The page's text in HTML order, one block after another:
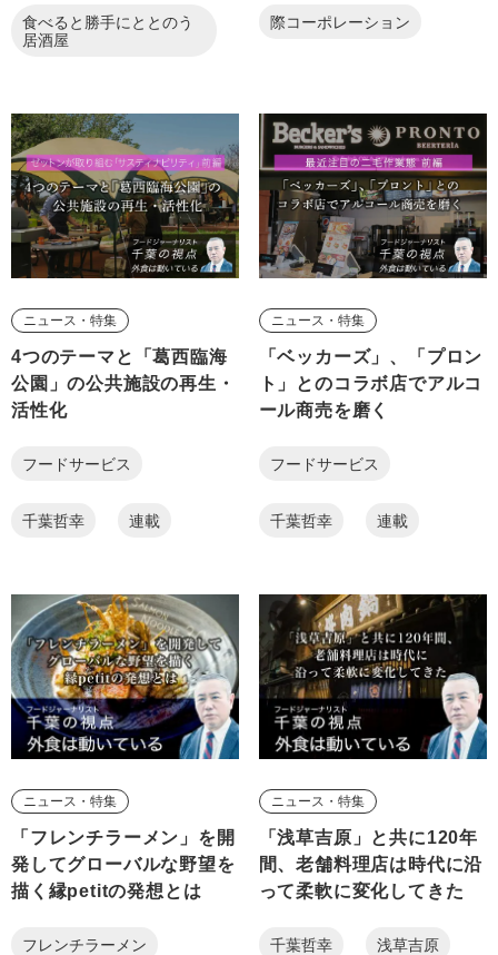
食べると勝手にととのう
居酒屋
際コーポレーション
ニュース・特集
4つのテーマと「葛西臨海
公園」の公共施設の再生・
活性化
フードサービス
千葉哲幸 連載
ニュース・特集
「ベッカーズ」、「プロン
ト」とのコラボ店でアルコ
ール商売を磨く
フードサービス
千葉哲幸 連載
ニュース・特集
「フレンチラーメン」を開
発してグローバルな野望を
描く縁petitの発想とは
フレンチラーメン
ニュース・特集
「浅草吉原」と共に120年
間、老舗料理店は時代に沿
って柔軟に変化してきた
千葉哲幸 浅草吉原